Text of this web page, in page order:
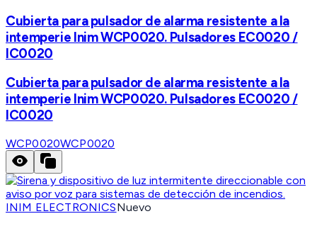
Cubierta para pulsador de alarma resistente a la
intemperie Inim WCP0020. Pulsadores EC0020 /
IC0020
Cubierta para pulsador de alarma resistente a la
intemperie Inim WCP0020. Pulsadores EC0020 /
IC0020
WCP0020WCP0020
INIM ELECTRONICSNuevo